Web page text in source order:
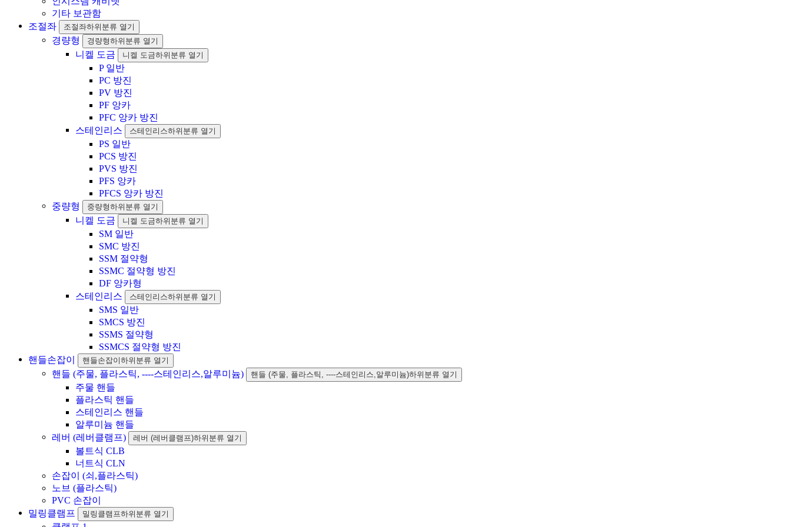
기타 보관함
조절좌
조절좌하위분류 열기
경량형 경량형하위분류 열기
니켈 도금 니켈 도금하위분류 열기
P 일반
PC 방진
PV 방진
PF 앙카
PFC 앙카 방진
스테인리스
스테인리스하위분류 열기
PS 일반
PCS 방진
PVS 방진
PFS 앙카
PFCS 앙카 방진
중량형
중량형하위분류 열기
니켈 도금 니켈 도금하위분류 열기
SM 일반
SMC 방진
SSM 절약형
SSMC 절약형 방진
DF 앙카형
스테인리스
스테인리스하위분류 열기
SMS 일반
SMCS 방진
SSMS 절약형
SSMCS 절약형 방진
핸들손잡이
핸들손잡이하위분류 열기
핸들 (주물, 플라스틱, ----스테인리스,알루미늄) 핸들 (주물, 플라스틱, ----스테인리스,알루미늄)하위분류 열기
주물 핸들
플라스틱 핸들
스테인리스 핸들
알루미늄 핸들
레버 (레버클램프)
레버 (레버클램프)하위분류 열기
볼트식 CLB
너트식 CLN
손잡이 (쇠,플라스틱)
노브 (플라스틱)
PVC 손잡이
밀링클램프
밀링클램프하위분류 열기